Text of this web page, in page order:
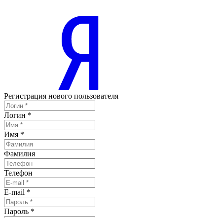
Регистрация нового пользователя
Логин *
Имя *
Фамилия
Телефон
E-mail *
Пароль *